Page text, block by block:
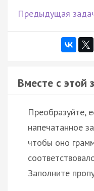
Предыдущая
Вместе с этой
Преобразуйте,
напечатанное
чтобы оно
Заполните